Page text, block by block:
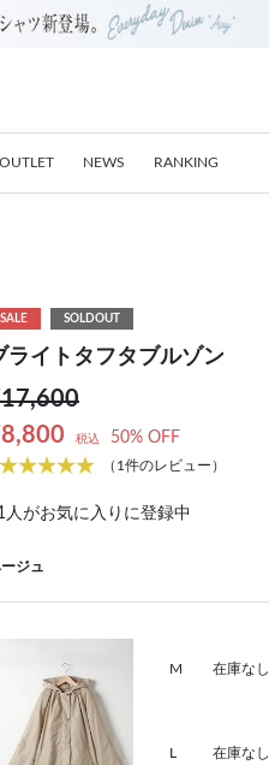
OUTLET NEWS RANKING
SALE SOLDOUT
ライトタフタブルゾン
税込 50% OFF
（1件のレビュー）
人がお気に入りに登録中
ジュ
M 在庫なし
L 在庫なし